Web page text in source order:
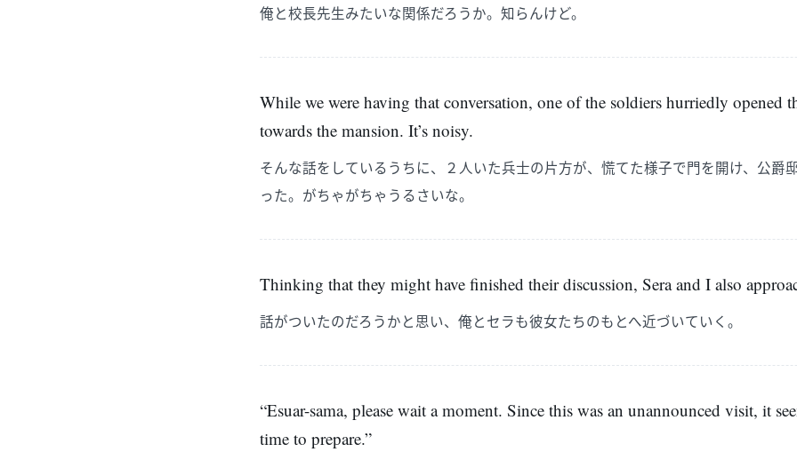
俺と校長先生みたいな関係だろうか。知らんけど。
While we were having that conversation, one of the soldiers hurriedly opened
towards the mansion. It’s noisy.
そんな話をしているうちに、２人いた兵士の片方が、慌てた様子で門を開け、公爵
った。がちゃがちゃうるさいな。
Thinking that they might have finished their discussion, Sera and I also
話がついたのだろうかと思い、俺とセラも彼女たちのもとへ近づいていく。
“Esuar-sama, please wait a moment. Since this was an unannounced visit, it
time to prepare.”